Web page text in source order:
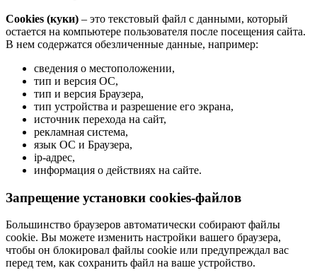
Cookies (куки) – это текстовый файл с данными, который
остается на компьютере пользователя после посещения сайта.
В нем содержатся обезличенные данные, например:
сведения о местоположении,
тип и версия ОС,
тип и версия Браузера,
тип устройства и разрешение его экрана,
источник перехода на сайт,
рекламная система,
язык ОС и Браузера,
ip-адрес,
информация о действиях на сайте.
Запрещение установки cookies-файлов
Большинство браузеров автоматически собирают файлы
cookie. Вы можете изменить настройки вашего браузера,
чтобы он блокировал файлы cookie или предупреждал вас
перед тем, как сохранить файл на ваше устройство.